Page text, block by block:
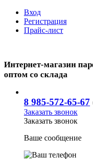
Вход
Регистрация
Прайс-лист
Интернет-магазин
оптом со склада
8 985-572-65-67
Заказать звонок
Заказать звонок
Ваше сообщение